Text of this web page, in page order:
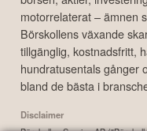
motorrelaterat – ämnen
Börskollens växande
tillgänglig, kostnadsfritt,
hundratusentals gånger
bland de bästa i
Disclaimer